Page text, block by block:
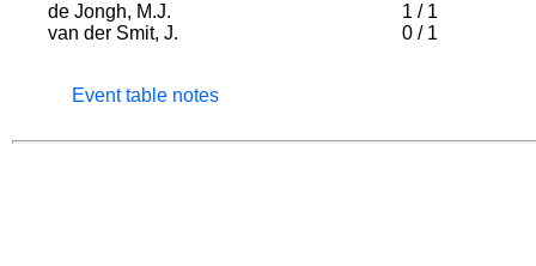
de Jongh, M.J. 1 / 1
van der Smit, J.
0 / 1
Event table notes